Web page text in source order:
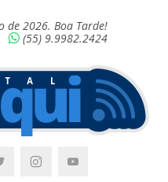
de 2026. Boa Tarde!
(55) 9.9982.2424